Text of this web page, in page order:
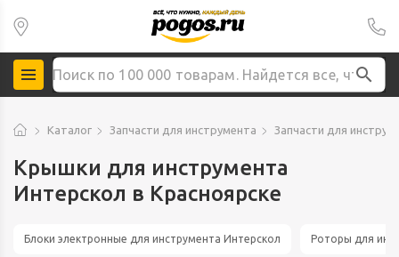
Каталог Запчасти для инструмента Запчасти для
Крышки для инструмента
Интерскол в Красноярске
Блоки электронные для инструмента Интерскол Роторы для